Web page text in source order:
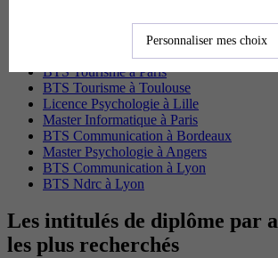
Master Meef à Paris
BTS Tourisme à Bordeaux
BTS Tourisme à Lyon
BTS Tourisme à Paris
BTS Tourisme à Toulouse
Licence Psychologie à Lille
Master Informatique à Paris
BTS Communication à Bordeaux
Master Psychologie à Angers
BTS Communication à Lyon
BTS Ndrc à Lyon
Les intitulés de diplôme par
les plus recherchés
Personnaliser mes choix